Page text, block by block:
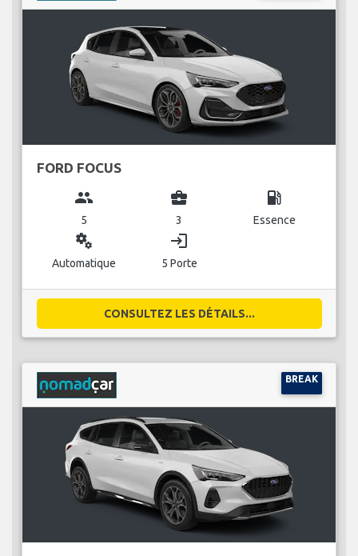
FORD FOCUS
group
5
business_center
3
local_gas_station
Essence
miscellaneous_services
Automatique
login
5 Porte
CONSULTEZ LES DÉTAILS...
BREAK